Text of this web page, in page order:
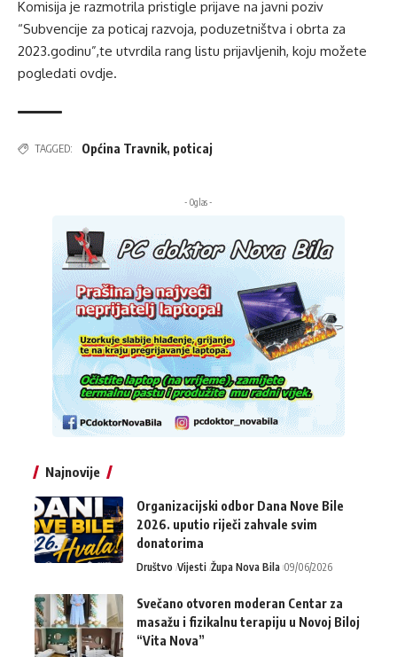
Komisija je razmotrila pristigle prijave na javni poziv
“Subvencije za poticaj razvoja, poduzetništva i obrta za
2023.godinu”,te utvrdila rang listu prijavljenih, koju možete
pogledati ovdje.
TAGGED: Općina Travnik, poticaj
- Oglas -
Najnovije
Organizacijski odbor Dana Nove Bile
2026. uputio riječi zahvale svim
donatorima
Društvo Vijesti Župa Nova Bila 09/06/2026
Svečano otvoren moderan Centar za
masažu i fizikalnu terapiju u Novoj Biloj
“Vita Nova”